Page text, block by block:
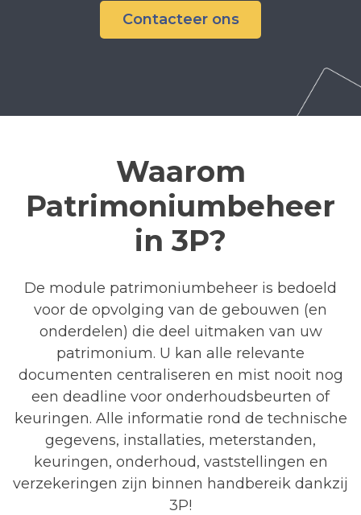
Contacteer ons
Waarom
Patrimoniumbeheer
in 3P?
De module patrimoniumbeheer is bedoeld
voor de opvolging van de gebouwen (en
onderdelen) die deel uitmaken van uw
patrimonium. U kan alle relevante
documenten centraliseren en mist nooit nog
een deadline voor onderhoudsbeurten of
keuringen. Alle informatie rond de technische
gegevens, installaties, meterstanden,
keuringen, onderhoud, vaststellingen en
verzekeringen zijn binnen handbereik dankzij
3P!